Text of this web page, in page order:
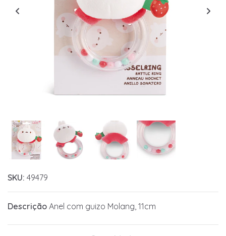
SKU: 49479
Descrição Anel com guizo Molang, 11cm